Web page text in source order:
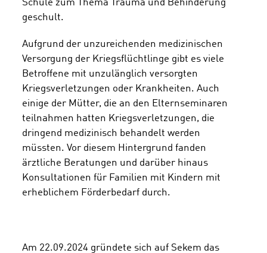
Schule zum Thema Trauma und Behinderung
geschult.
Aufgrund der unzureichenden medizinischen
Versorgung der Kriegsflüchtlinge gibt es viele
Betroffene mit unzulänglich versorgten
Kriegsverletzungen oder Krankheiten. Auch
einige der Mütter, die an den Elternseminaren
teilnahmen hatten Kriegsverletzungen, die
dringend medizinisch behandelt werden
müssten. Vor diesem Hintergrund fanden
ärztliche Beratungen und darüber hinaus
Konsultationen für Familien mit Kindern mit
erheblichem Förderbedarf durch.
Am 22.09.2024 gründete sich auf Sekem das